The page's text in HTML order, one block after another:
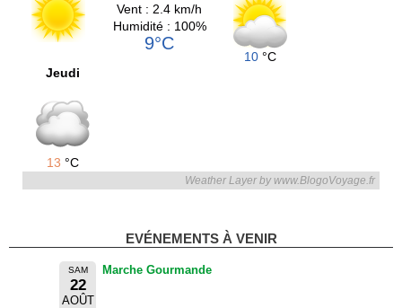
Vent : 2.4 km/h
Humidité : 100%
9°C
10 °C
Jeudi
13 °C
Weather Layer by www.BlogoVoyage.fr
EVÉNEMENTS À VENIR
SAM
22
AOÛT
Marche Gourmande